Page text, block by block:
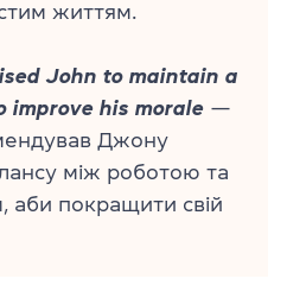
життям.
John to maintain a
improve his morale —
Джону
між роботою та
аби покращити свій